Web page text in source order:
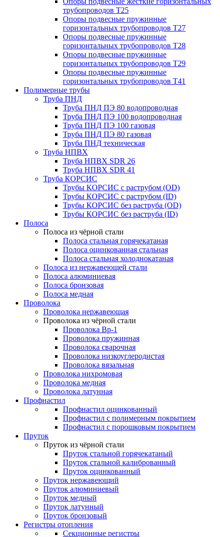
трубопроводов Т25
Опоры подвесные пружинные
горизонтальных трубопроводов Т27
Опоры подвесные пружинные
горизонтальных трубопроводов Т28
Опоры подвесные пружинные
горизонтальных трубопроводов Т29
Опоры подвесные пружинные
горизонтальных трубопроводов Т41
Полимерные трубы
Труба ПНД
Труба ПНД ПЭ 80 водопроводная
Труба ПНД ПЭ 100 водопроводная
Труба ПНД ПЭ 100 газовая
Труба ПНД ПЭ 80 газовая
Труба ПНД техническая
Труба НПВХ
Труба НПВХ SDR 26
Труба НПВХ SDR 41
Труба КОРСИС
Трубы КОРСИС с раструбом (OD)
Трубы КОРСИС с раструбом (ID)
Трубы КОРСИС без раструба (OD)
Трубы КОРСИС без раструба (ID)
Полоса
Полоса из чёрной стали
Полоса стальная горячекатаная
Полоса оцинкованная стальная
Полоса стальная холоднокатаная
Полоса из нержавеющей стали
Полоса алюминиевая
Полоса бронзовая
Полоса медная
Проволока
Проволока нержавеющая
Проволока из чёрной стали
Проволока Вр-1
Проволока пружинная
Проволока сварочная
Проволока низкоуглеродистая
Проволока вязальная
Проволока нихромовая
Проволока медная
Проволока латунная
Профнастил
Профнастил оцинкованный
Профнастил с полимерным покрытием
Профнастил с порошковым покрытием
Пруток
Пруток из чёрной стали
Пруток стальной горячекатаный
Пруток стальной калиброванный
Пруток оцинкованный
Пруток нержавеющий
Пруток алюминиевый
Пруток медный
Пруток латунный
Пруток бронзовый
Регистры отопления
Секционные регистры